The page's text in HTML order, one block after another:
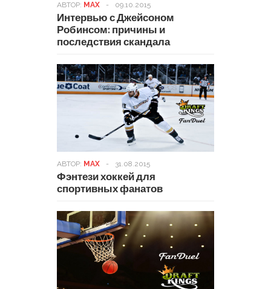
АВТОР: MAX - 09.10.2015
Интервью с Джейсоном
Робинсом: причины и
последствия скандала
АВТОР: MAX - 31.08.2015
Фэнтези хоккей для
спортивных фанатов